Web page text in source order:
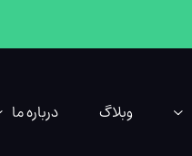
وبلاگ درباره ما